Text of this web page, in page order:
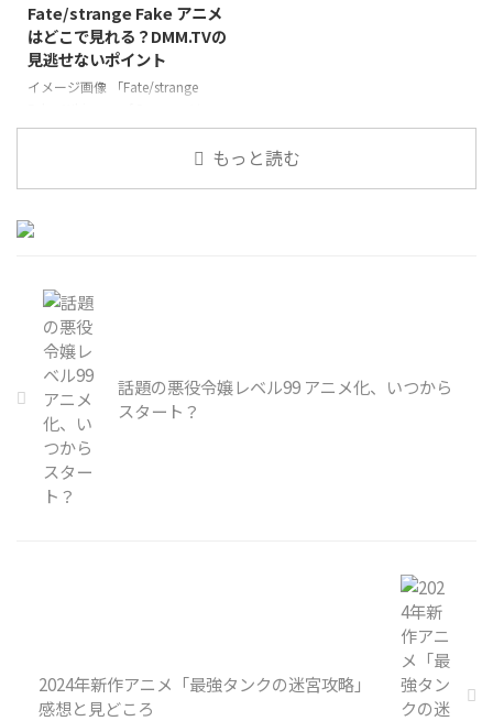
ばあさん若返る」は、新挑限（あ
らちょうげん）による人気漫画が
原作で、心温まるストーリーが魅
力です。実在する人物や出来事で
係や感情が描かれており、多くの
視聴者に感動を与えています。こ
し、 ...
えします。 視聴者から寄せられ
た感想レビューも交えつつ、ドラ
Fate/strange Fake アニメ
はどこで見れる？DMM.TVの
見逃せないポイント
イメージ画像 「Fate/strange
Fateシリーズの新たなスピンオフ
作品で、多くのファンが注目して
「DMM.TV」です。 DMM.TVは、
手頃な月額料金で多彩なコンテン
「Fate/strange Fake」を見逃すこ
となく視聴したい方にとって、
DMM.TVは非常に魅力的な選択肢
となっています。 この記事では、
アニメのあらすじや見どころ、視
聴方 ...
もっと読む
話題の悪役令嬢レベル99 アニメ化、いつから
スタート？
2024年新作アニメ「最強タンクの迷宮攻略」
感想と見どころ